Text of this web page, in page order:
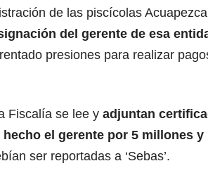
de las piscícolas
del gerente de esa
presiones para realizar
Fiscalía se lee y adjuntan
el gerente por 5 millones y
ser reportadas a ‘Sebas’.